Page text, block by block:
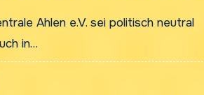
Ahlen e.V. sei politisch neutral
in…